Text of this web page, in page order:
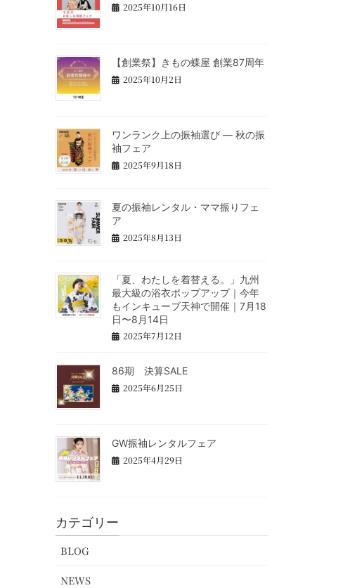
2025年10月16日
【創業祭】きもの蝶屋 創業87周年
2025年10月2日
ワンランク上の振袖選び ― 秋の振
袖フェア
2025年9月18日
夏の振袖レンタル・ママ振りフェ
ア
2025年8月13日
「夏、わたしを着替える。」九州
最大級の浴衣ポップアップ｜今年
もインキューブ天神で開催｜7月18
日〜8月14日
2025年7月12日
86期 決算SALE
2025年6月25日
GW振袖レンタルフェア
2025年4月29日
カテゴリー
BLOG
NEWS